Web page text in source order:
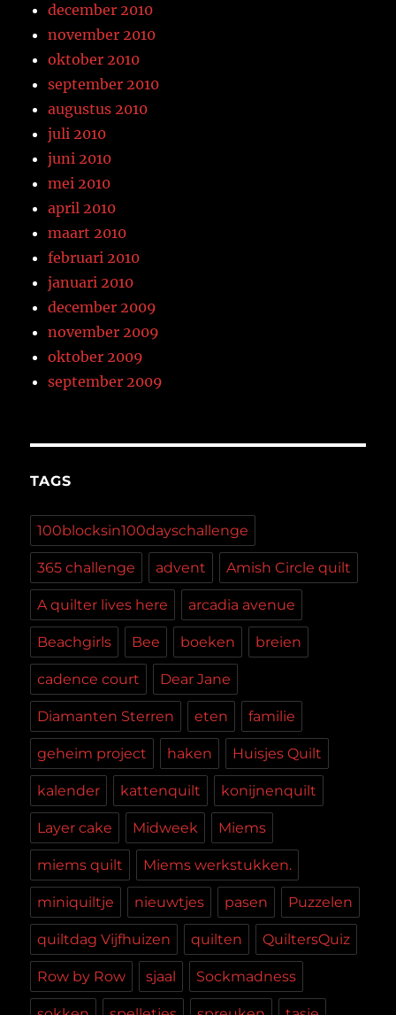
december 2010
november 2010
oktober 2010
september 2010
augustus 2010
juli 2010
juni 2010
mei 2010
april 2010
maart 2010
februari 2010
januari 2010
december 2009
november 2009
oktober 2009
september 2009
TAGS
100blocksin100dayschallenge
365 challenge advent Amish Circle quilt
A quilter lives here arcadia avenue
Beachgirls Bee boeken breien
cadence court Dear Jane
Diamanten Sterren eten familie
geheim project haken Huisjes Quilt
kalender kattenquilt konijnenquilt
Layer cake Midweek Miems
miems quilt Miems werkstukken.
miniquiltje nieuwtjes pasen Puzzelen
quiltdag Vijfhuizen quilten QuiltersQuiz
Row by Row sjaal Sockmadness